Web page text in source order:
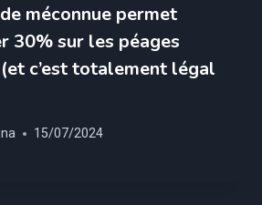
méconnue permet
30% sur les péages
c’est totalement légal
15/07/2024